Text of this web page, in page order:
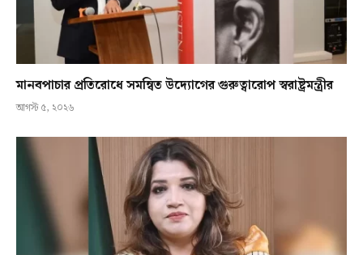
মানবপাচার প্রতিরোধে সমন্বিত উদ্যোগের গুরুত্বারোপ স্বরাষ্ট্রমন্ত্রীর
আগস্ট ৫, ২০২৬